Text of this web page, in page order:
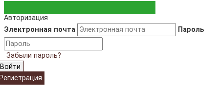
Авторизация
Электронная почта
Пароль
Забыли пароль?
Войти